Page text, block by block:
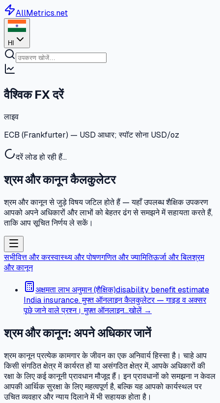
AllMetrics.net
HI
वैश्विक FX दरें
लाइव
ECB (Frankfurter) — USD आधार; स्पॉट सोना USD/oz
दरें लोड हो रही हैं…
श्रम और कानून कैलकुलेटर
श्रम और कानून से जुड़े विषय जटिल होते हैं — यहाँ उपलब्ध शैक्षिक उपकरण
आपको अपने अधिकारों और लाभों को बेहतर ढंग से समझने में सहायता करते हैं,
ताकि आप सूचित निर्णय ले सकें।
सभीवित्त और करस्वास्थ्य और पोषणगणित और ज्यामितिऊर्जा और बिलश्रम
और कानून
अक्षमता लाभ अनुमान (शैक्षिक)disability benefit estimate
India insurance. मुफ्त ऑनलाइन कैलकुलेटर — गाइड व अक्सर
पूछे जाने वाले प्रश्न। मुफ़्त ऑनलाइन…खोलें →
श्रम और कानून: अपने अधिकार जानें
श्रम कानून प्रत्येक कामगार के जीवन का एक अनिवार्य हिस्सा है। चाहे आप
किसी संगठित क्षेत्र में कार्यरत हों या असंगठित क्षेत्र में, आपके अधिकारों की
रक्षा के लिए कई कानूनी प्रावधान मौजूद हैं। इन प्रावधानों को समझना न केवल
आपकी आर्थिक सुरक्षा के लिए महत्वपूर्ण है, बल्कि यह आपको कार्यस्थल पर
उचित व्यवहार और न्याय दिलाने में भी सहायक होता है।